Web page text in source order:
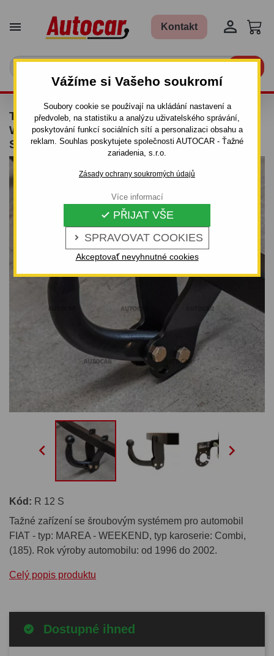
Vážíme si Vašeho soukromí
Soubory cookie se používají na ukládání nastavení a
předvoleb, na statistiku a analýzu uživatelského správání,
poskytování funkcí sociálních sítí a personalizaci obsahu a
reklam. Souhlas poskytujete společnosti AUTOCAR - Ťažné
zariadenia, s.r.o.
Zásady ochrany soukromých údajů
 SPRAVOVAT COOKIES
 PŘIJAT VŠE
Akceptovať nevyhnutné cookies
Více informací
 Kontakt 
TAŽNÉ ZAŘÍZENÍ PRO FIAT MAREA -
WEEKEND - COMBI, (185) - ŠROUBOVÝ
SYSTÉM - OD 1996 DO 2002
 
Kód: R 12 S
Tažné zařízení se šroubovým systémem pro automobil
FIAT - typ: MAREA - WEEKEND, typ karoserie: Combi,
(185). Rok výroby automobilu: od 1996 do 2002.
Celý popis produktu
Dostupné ihned